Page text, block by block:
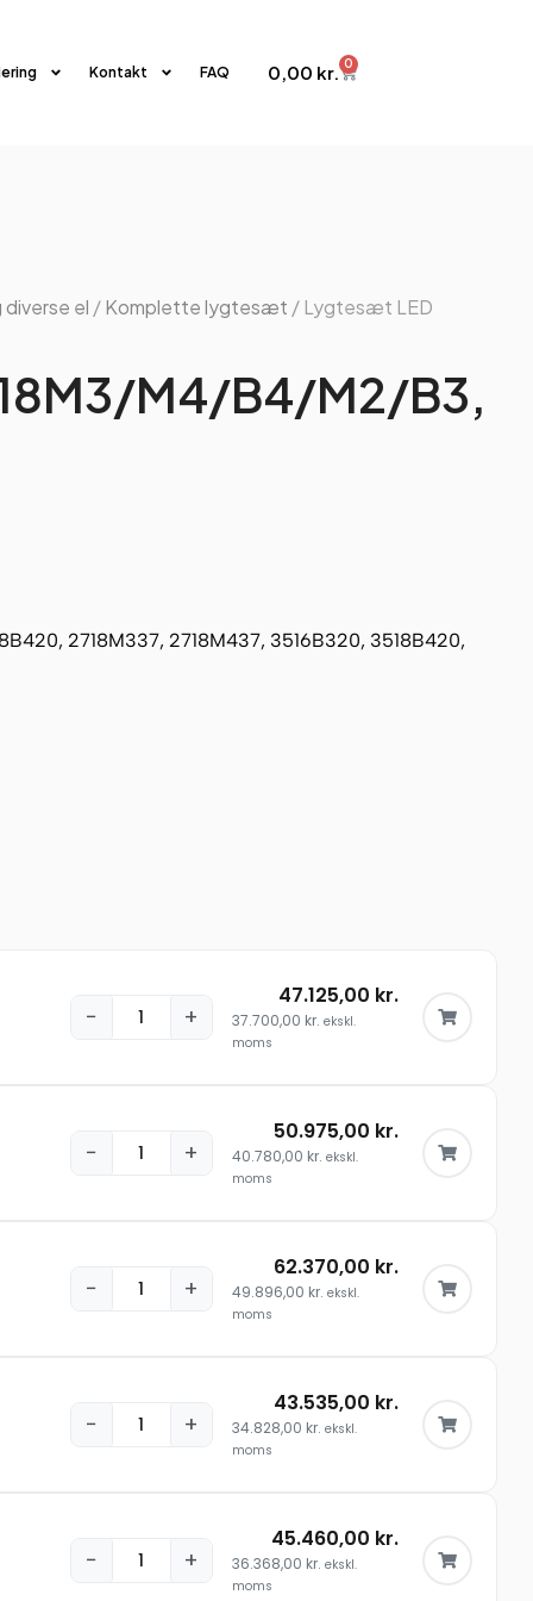
Kontakt FAQ 0,00 kr. 0
el /Komplette lygtesæt / Lygtesæt LED
M4/B4/M2/B3,
2718M337, 2718M437, 3516B320, 3518B420,
− +
47.125,00 kr.
37.700,00 kr. ekskl.
moms
− +
50.975,00 kr.
40.780,00 kr. ekskl.
moms
− +
62.370,00 kr.
49.896,00 kr. ekskl.
moms
− +
43.535,00 kr.
34.828,00 kr. ekskl.
moms
− +
45.460,00 kr.
36.368,00 kr. ekskl.
moms